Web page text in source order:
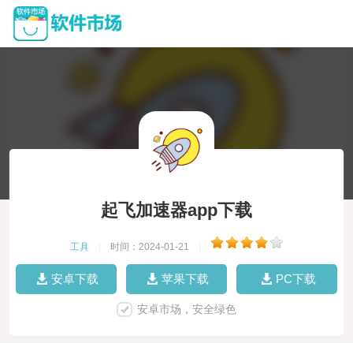
起飞加速器app下载
工具 时间：2024-01-21
安卓下载 苹果下载 PC下载
安卓市场，安全绿色